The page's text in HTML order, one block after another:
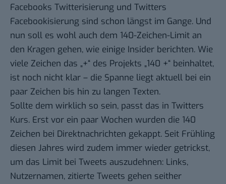
Facebooks Twitterisierung und Twitters
Facebookisierung sind schon längst im Gange. Und
nun soll es wohl auch dem 140-Zeichen-Limit an
den Kragen gehen, wie einige Insider berichten. Wie
viele Zeichen das „+“ des Projekts „140 +“ beinhaltet,
ist noch nicht klar – die Spanne liegt aktuell bei ein
paar Zeichen bis hin zu langen Texten.
Sollte dem wirklich so sein, passt das in Twitters
Kurs. Erst vor ein paar Wochen wurden die 140
Zeichen bei Direktnachrichten gekappt. Seit Frühling
diesen Jahres wird zudem immer wieder getrickst,
um das Limit bei Tweets auszudehnen: Links,
Nutzernamen, zitierte Tweets gehen seither